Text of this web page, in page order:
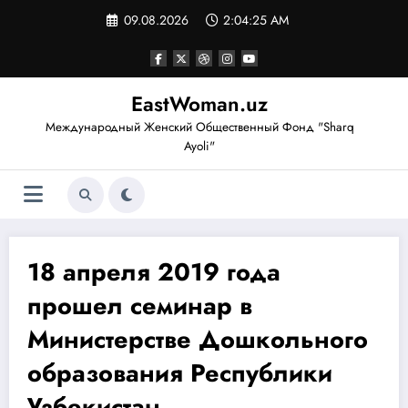
09.08.2026 2:04:25 AM
EastWoman.uz
Международный Женский Общественный Фонд "Sharq
Ayoli"
18 апреля 2019 года
прошел семинар в
Министерстве Дошкольного
образования Республики